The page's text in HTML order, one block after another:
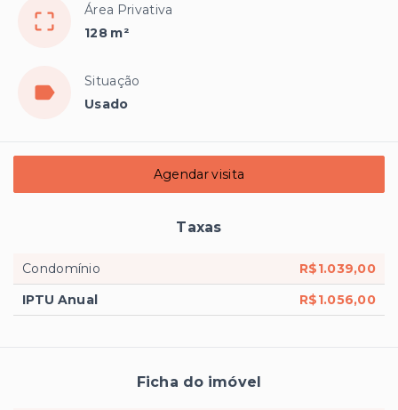
Área Privativa
128 m²
Situação
Usado
Agendar visita
Taxas
Condomínio
R$1.039,00
IPTU Anual
R$1.056,00
Ficha do imóvel